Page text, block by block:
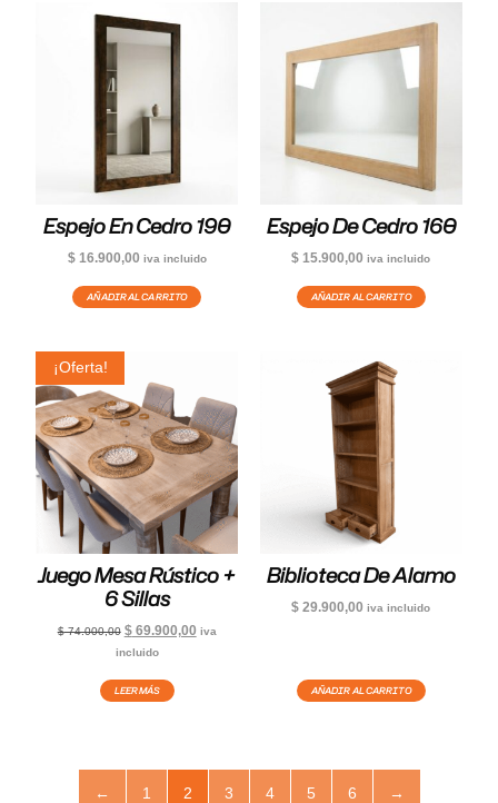
Espejo En Cedro 190
$16.900,00 iva incluido
AÑADIR AL CARRITO
Espejo De Cedro 160
$ 15.900,00 iva incluido
AÑADIR AL CARRITO
¡Oferta!
Juego Mesa Rústico +
6 Sillas
$74.000,00 $69.900,00 iva
incluido
LEER MÁS
Biblioteca De Alamo
$ 29.900,00 iva incluido
AÑADIR AL CARRITO
← 1 2 3 4 5 6 →